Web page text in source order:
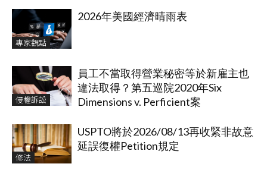
專家觀點
2026年美國經濟晴雨表
侵權訴訟
員工不當取得營業秘密等於新雇主也
違法取得？第五巡院2020年Six
Dimensions v. Perficient案
修法
USPTO將於2026/08/13再收緊非故意
延誤復權Petition規定